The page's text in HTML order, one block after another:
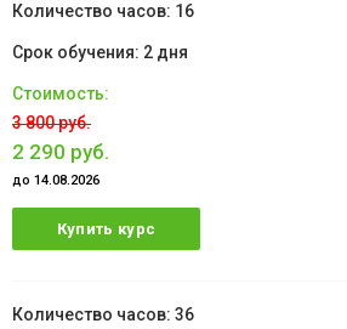
16
2 дня
3 800 руб.
2 290 руб.
до 14.08.2026
Купить курс
36